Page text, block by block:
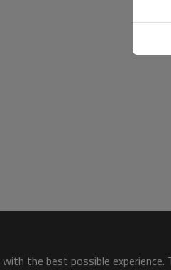
the best possible